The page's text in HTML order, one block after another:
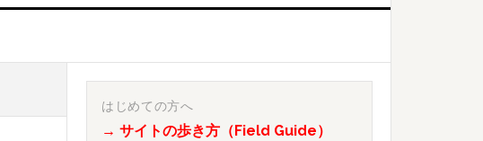
最
はじめての方へ
→ サイトの歩き方（Field Guide）